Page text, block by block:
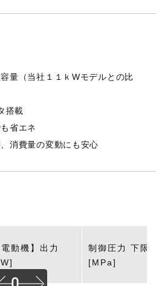
量（当社１１ｋWモデルとの比
搭載
省エネ
消費量の変動にも安心
電動機】出力
制御圧力 下限
[MPa]